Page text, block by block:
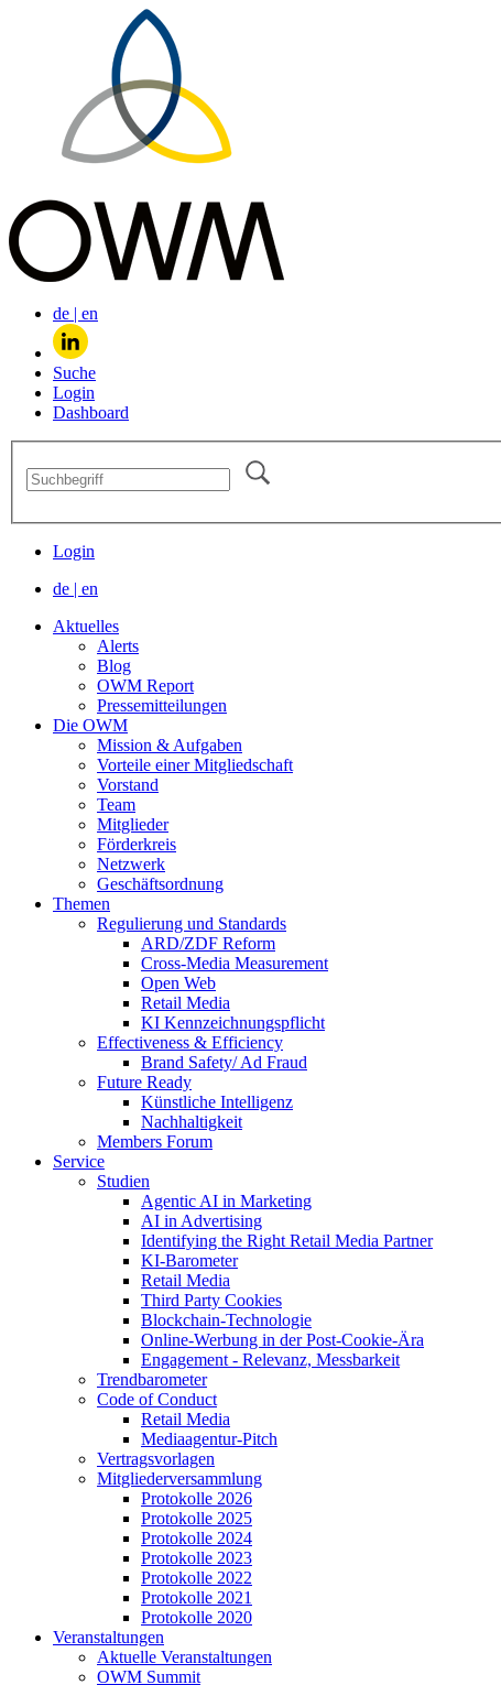
de | en
Suche
Login
Dashboard
Login
de | en
Aktuelles
Alerts
Blog
OWM Report
Pressemitteilungen
Die OWM
Mission & Aufgaben
Vorteile einer Mitgliedschaft
Vorstand
Team
Mitglieder
Förderkreis
Netzwerk
Geschäftsordnung
Themen
Regulierung und Standards
ARD/ZDF Reform
Cross-Media Measurement
Open Web
Retail Media
KI Kennzeichnungspflicht
Effectiveness & Efficiency
Brand Safety/ Ad Fraud
Future Ready
Künstliche Intelligenz
Nachhaltigkeit
Members Forum
Service
Studien
Agentic AI in Marketing
AI in Advertising
Identifying the Right Retail Media Partner
KI-Barometer
Retail Media
Third Party Cookies
Blockchain-Technologie
Online-Werbung in der Post-Cookie-Ära
Engagement - Relevanz, Messbarkeit
Trendbarometer
Code of Conduct
Retail Media
Mediaagentur-Pitch
Vertragsvorlagen
Mitgliederversammlung
Protokolle 2026
Protokolle 2025
Protokolle 2024
Protokolle 2023
Protokolle 2022
Protokolle 2021
Protokolle 2020
Veranstaltungen
Aktuelle Veranstaltungen
OWM Summit